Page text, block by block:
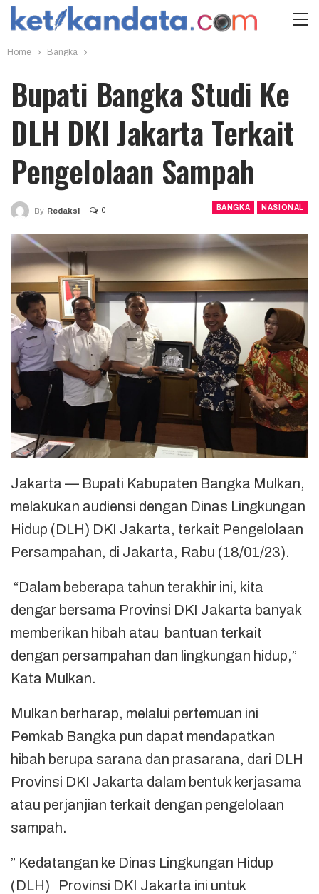
Home Bangka
Bupati Bangka Studi Ke
DLH DKI Jakarta Terkait
Pengelolaan Sampah
BANGKA NASIONAL
By Redaksi 0
Jakarta — Bupati Kabupaten Bangka Mulkan,
melakukan audiensi dengan Dinas Lingkungan
Hidup (DLH) DKI Jakarta, terkait Pengelolaan
Persampahan, di Jakarta, Rabu (18/01/23).
“Dalam beberapa tahun terakhir ini, kita
dengar bersama Provinsi DKI Jakarta banyak
memberikan hibah atau bantuan terkait
dengan persampahan dan lingkungan hidup,”
Kata Mulkan.
Mulkan berharap, melalui pertemuan ini
Pemkab Bangka pun dapat mendapatkan
hibah berupa sarana dan prasarana, dari DLH
Provinsi DKI Jakarta dalam bentuk kerjasama
atau perjanjian terkait dengan pengelolaan
sampah.
” Kedatangan ke Dinas Lingkungan Hidup
(DLH) Provinsi DKI Jakarta ini untuk